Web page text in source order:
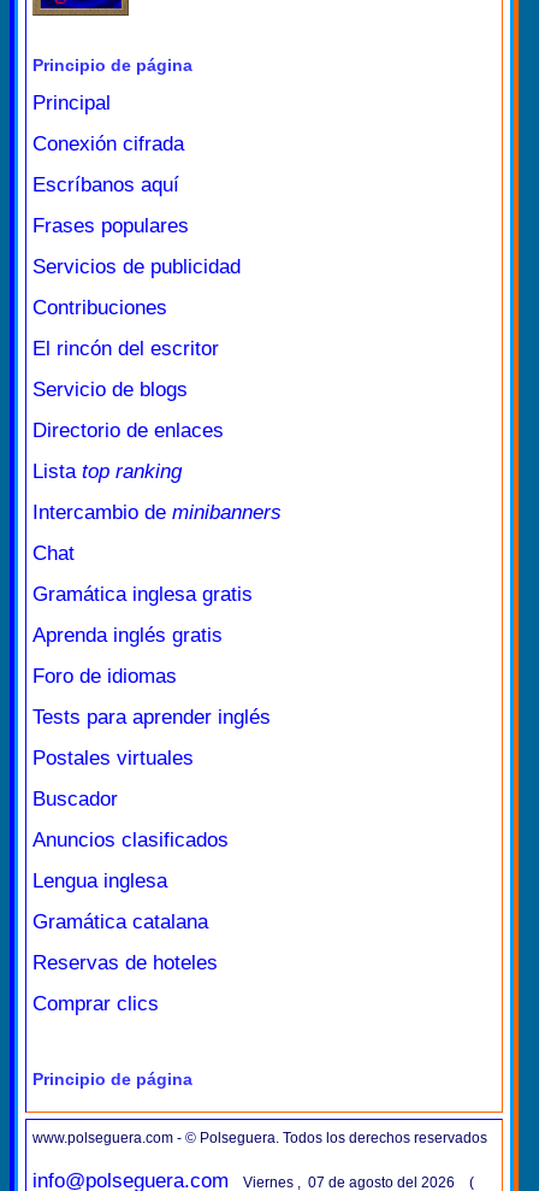
Principio de página
Principal
Conexión cifrada
Escríbanos aquí
Frases populares
Servicios de publicidad
Contribuciones
El rincón del escritor
Servicio de blogs
Directorio de enlaces
Lista top ranking
Intercambio de minibanners
Chat
Gramática inglesa gratis
Aprenda inglés gratis
Foro de idiomas
Tests para aprender inglés
Postales virtuales
Buscador
Anuncios clasificados
Lengua inglesa
Gramática catalana
Reservas de hoteles
Comprar clics
Principio de página
www.polseguera.com - © Polseguera. Todos los derechos reservados
info@polseguera.com Viernes , 07 de agosto del 2026 (